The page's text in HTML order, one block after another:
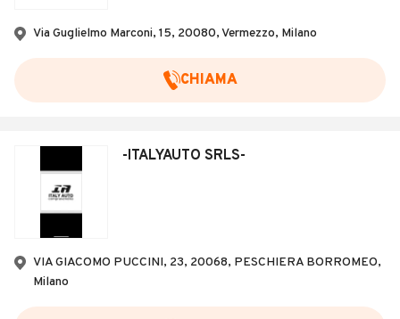
Concessionari
Via Guglielmo Marconi, 15, 20080, Vermezzo, Milano
CHIAMA
-ITALYAUTO SRLS-
VIA GIACOMO PUCCINI, 23, 20068, PESCHIERA BORROMEO,
Milano